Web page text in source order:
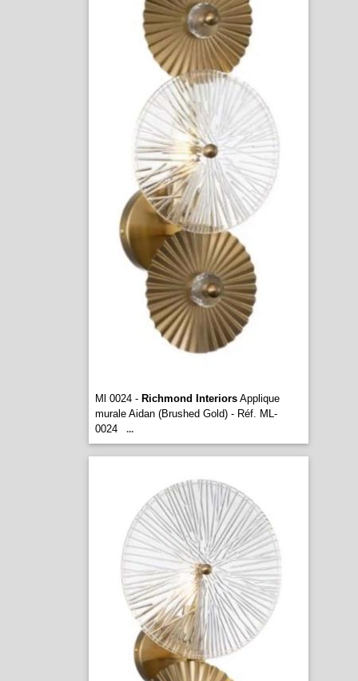
Ml 0024 - Richmond InteriorsApplique
murale Aidan (Brushed Gold) - Réf. ML-
0024
...